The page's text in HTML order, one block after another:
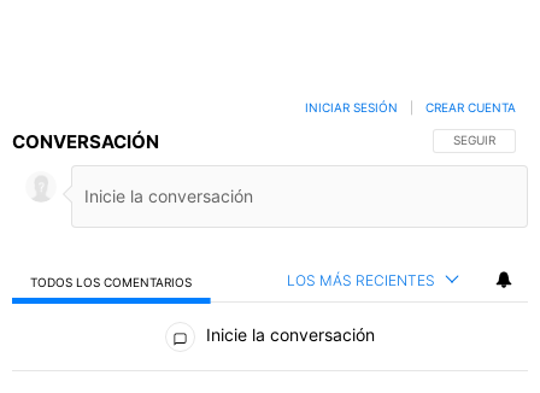
CONVERSACIÓN SIGA ESTA
SEGUIR
INICIAR SESIÓN CREAR CUENTA
TODOS LOS COMENTARIOS LOS MÁS RECIENTES
Todos los comentarios
Inicie la conversación